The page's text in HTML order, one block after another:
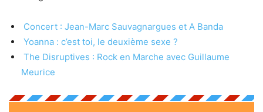
Concert : Jean-Marc Sauvagnargues et A Banda
Yoanna : c’est toi, le deuxième sexe ?
The Disruptives : Rock en Marche avec Guillaume
Meurice